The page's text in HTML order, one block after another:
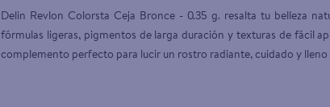
Delin Revlon Colorsta Ceja Bronce - 0.35 g. resalta tu belleza
fórmulas ligeras, pigmentos de larga duración y texturas de fácil
complemento perfecto para lucir un rostro radiante, cuidado y